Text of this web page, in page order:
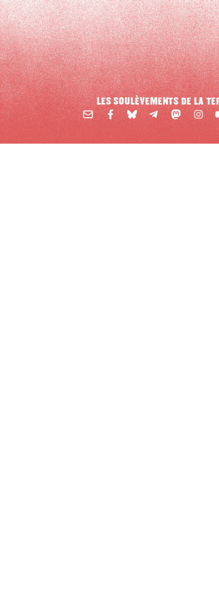
Email FacebookBlueSky Mastodon
LES SOULÈVEMENTS DE LA